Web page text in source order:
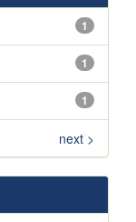
1
1
1
next >